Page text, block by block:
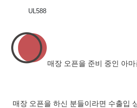
UL588
매장 오픈을 준비 중인 아
매장 오픈을 하신 분들이라면 수출입